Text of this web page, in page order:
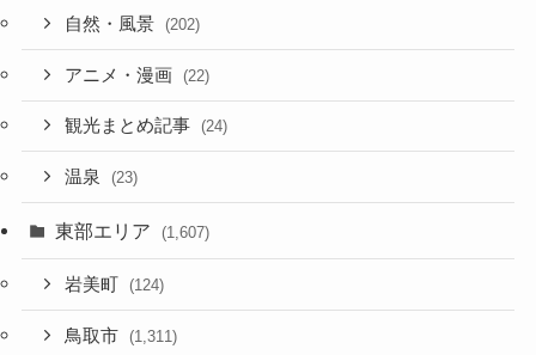
自然・風景 (202)
アニメ・漫画 (22)
観光まとめ記事 (24)
温泉 (23)
東部エリア (1,607)
岩美町 (124)
鳥取市 (1,311)